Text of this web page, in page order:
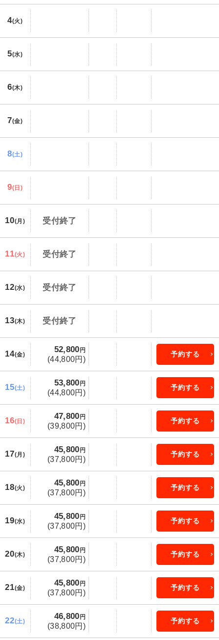
4(火)
5(水)
6(木)
7(金)
8(土)
9(日)
10(月) 受付終了
11(火) 受付終了
12(水) 受付終了
13(木) 受付終了
14(金)
52,800 円
(44,800円)
予約する
15(土)
53,800 円
(44,800円)
予約する
16(日)
47,800 円
(39,800円)
予約する
17(月)
45,800 円
(37,800円)
予約する
18(火)
45,800 円
(37,800円)
予約する
19(水)
45,800 円
(37,800円)
予約する
20(木)
45,800 円
(37,800円)
予約する
21(金)
45,800 円
(37,800円)
予約する
22(土)
46,800 円
(38,800円)
予約する